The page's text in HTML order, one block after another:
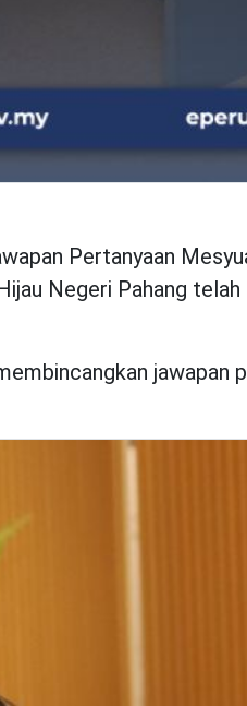
Pertanyaan
Negeri Pahang
jawapan